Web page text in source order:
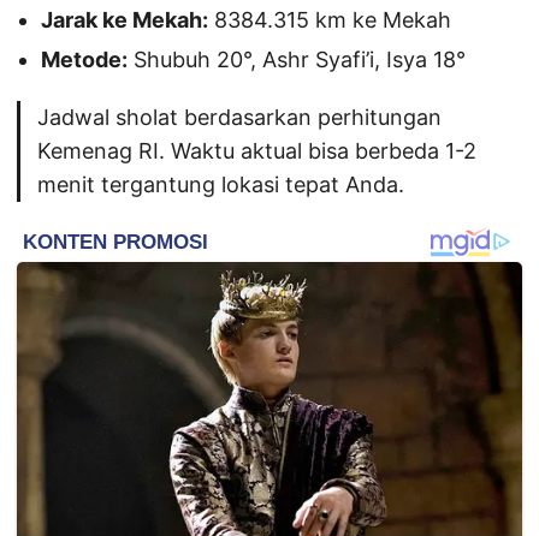
Jarak ke Mekah: 8384.315 km ke Mekah
Metode: Shubuh 20°, Ashr Syafi’i, Isya 18°
Jadwal sholat berdasarkan perhitungan
Kemenag RI. Waktu aktual bisa berbeda 1-2
menit tergantung lokasi tepat Anda.